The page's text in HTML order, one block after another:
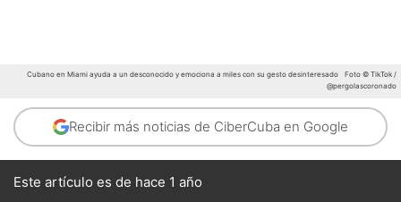
Cubano en Miami ayuda a un desconocido y emociona a miles con su gesto desinteresado
Foto © TikTok /
@pergolascoronado
Recibir más noticias de CiberCuba en Google
Este artículo es de hace 1 año